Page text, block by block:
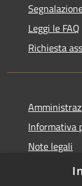
Leggi le FAQ
Richiesta
Informativa
Note legali